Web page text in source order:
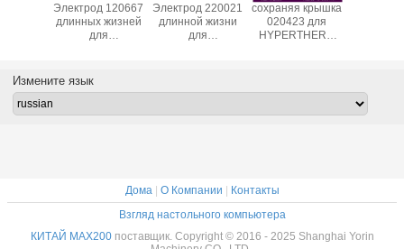
Электрод 120667
длинных жизней
для
HT2000
Электрод 220021
длинной жизни
для
сохраняя крышка
020423 для
HYPERTHERM
Измените язык
Дома| О Компании | Контакты
Взгляд настольного компьютера
КИТАЙ MAX200поставщик. Copyright © 2016 - 2025 Shanghai Yorin